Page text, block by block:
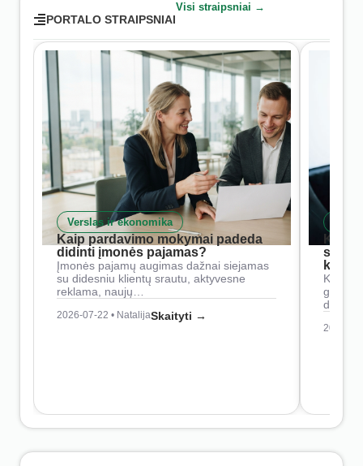
PORTALO STRAIPSNIAI
Visi straipsniai →
Verslas ir ekonomika
Kaip pardavimo mokymai padeda
didinti įmonės pajamas?
Įmonės pajamų augimas dažnai siejamas
su didesniu klientų srautu, aktyvesne
reklama, naujų…
2026-07-22 • NatalijaSkaityti →
Kaip
2026-